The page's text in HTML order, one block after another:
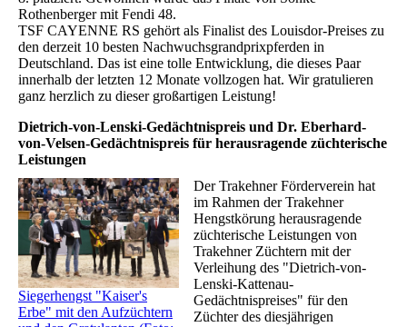
Rothenberger mit Fendi 48.
TSF CAYENNE RS gehört als Finalist des Louisdor-Preises zu
den derzeit 10 besten Nachwuchsgrandprixpferden in
Deutschland. Das ist eine tolle Entwicklung, die dieses Paar
innerhalb der letzten 12 Monate vollzogen hat. Wir gratulieren
ganz herzlich zu dieser großartigen Leistung!
Dietrich-von-Lenski-Gedächtnispreis und Dr. Eberhard-
von-Velsen-Gedächtnispreis für herausragende züchterische
Leistungen
Siegerhengst "Kaiser's
Erbe" mit den Aufzüchtern
Der Trakehner Förderverein hat
im Rahmen der Trakehner
Hengstkörung herausragende
züchterische Leistungen von
Trakehner Züchtern mit der
Verleihung des "Dietrich-von-
Lenski-Kattenau-
Gedächtnispreises" für den
Züchter des diesjährigen